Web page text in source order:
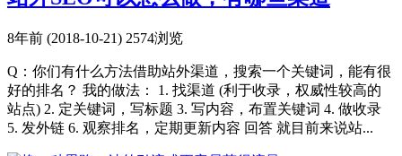
8年前 (2018-10-21) 2574浏览
Q：你们有什么方法借助站外渠道，搜索一个关键词，能有很
好的排名？ 我的做法： 1. 找渠道 (利于收录，权威性较高的
站点) 2. 定关键词，写标题 3. 写内容，布置关键词 4. 做收录
5. 发外链 6. 观察排名，定期更新内容 回答 就目前来说站...